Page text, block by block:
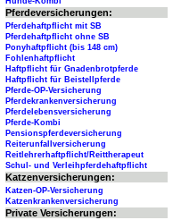
Pferdeversicherungen:
Pferdehaftpflicht mit SB
Pferdehaftpflicht ohne SB
Ponyhaftpflicht (bis 148 cm)
Fohlenhaftpflicht
Haftpflicht für Gnadenbrotpferde
Haftpflicht für Beistellpferde
Pferde-OP-Versicherung
Pferdekrankenversicherung
Pferdelebensversicherung
Pferde-Kombi
Pensionspferdeversicherung
Reiterunfallversicherung
Reitlehrerhaftpflicht/Reittherapeut
Schul- und Verleihpferdehaftpflicht
Katzenversicherungen:
Katzen-OP-Versicherung
Katzenkrankenversicherung
Private Versicherungen: